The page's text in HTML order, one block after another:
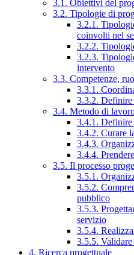
3.1. Obiettivi del
3.2. Tipologie di
3.2.1.
coinvolti nel
3.2.2.
3.2.3.
intervento
3.3. Competenze,
3.3.1.
3.3.2. Definire
3.4. Metodo di
3.4.1. Definire
3.4.2. Curare
3.4.3.
3.4.4.
3.5. Il processo
3.5.1.
3.5.2.
pubblico
3.5.3.
servizio
3.5.4.
3.5.5.
4. Ricerca progettuale